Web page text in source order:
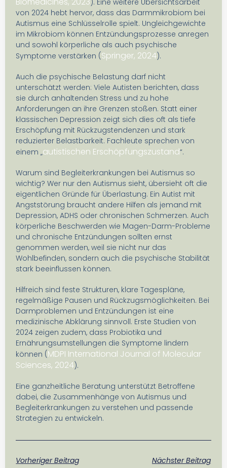
). Eine weitere Übersichtsarbeit
von 2024 hebt hervor, dass das Darmmikrobiom bei
Autismus eine Schlüsselrolle spielt. Ungleichgewichte
im Mikrobiom können Entzündungsprozesse anregen
und sowohl körperliche als auch psychische
Symptome verstärken (Springer, 2024).
Auch die psychische Belastung darf nicht
unterschätzt werden: Viele Autisten berichten, dass
sie durch anhaltenden Stress und zu hohe
Anforderungen an ihre Grenzen stoßen. Statt einer
klassischen Depression zeigt sich dies oft als tiefe
Erschöpfung mit Rückzugstendenzen und stark
reduzierter Belastbarkeit. Fachleute sprechen von
einem „autistischen Erschöpfungszustand“.
Warum sind Begleiterkrankungen bei Autismus so
wichtig? Wer nur den Autismus sieht, übersieht oft die
eigentlichen Gründe für Überlastung. Ein Autist mit
Angststörung braucht andere Hilfen als jemand mit
Depression, ADHS oder chronischen Schmerzen. Auch
körperliche Beschwerden wie Magen-Darm-Probleme
und chronische Entzündungen sollten ernst
genommen werden, weil sie nicht nur das
Wohlbefinden, sondern auch die psychische Stabilität
stark beeinflussen können.
Hilfreich sind feste Strukturen, klare Tagespläne,
regelmäßige Pausen und Rückzugsmöglichkeiten. Bei
Darmproblemen und Entzündungen ist eine
medizinische Abklärung sinnvoll. Erste Studien von
2024 zeigen zudem, dass Probiotika und
Ernährungsumstellungen die Symptome lindern
können (MDPI International Journal of Molecular
Sciences, 2024).
Eine ganzheitliche Beratung unterstützt Betroffene
dabei, die Zusammenhänge von Autismus und
Begleiterkrankungen zu verstehen und passende
Strategien zu entwickeln.
Vorheriger Beitrag
Nächster Beitrag